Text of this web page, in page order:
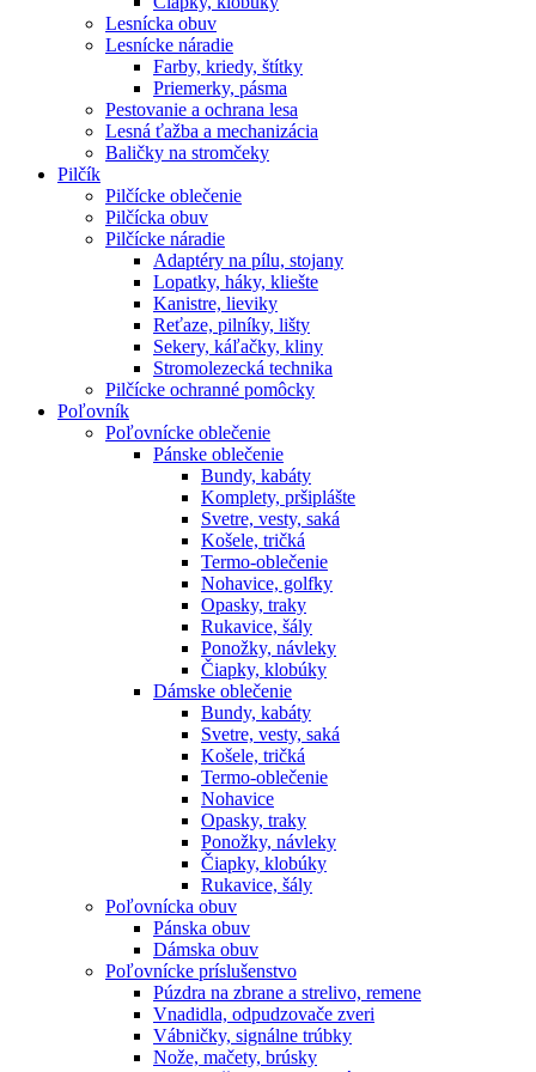
Lesnícka obuv
Lesnícke náradie
Farby, kriedy, štítky
Priemerky, pásma
Pestovanie a ochrana lesa
Lesná ťažba a mechanizácia
Baličky na stromčeky
Pilčík
Pilčícke oblečenie
Pilčícka obuv
Pilčícke náradie
Adaptéry na pílu, stojany
Lopatky, háky, kliešte
Kanistre, lieviky
Reťaze, pilníky, lišty
Sekery, káľačky, kliny
Stromolezecká technika
Pilčícke ochranné pomôcky
Poľovník
Poľovnícke oblečenie
Pánske oblečenie
Bundy, kabáty
Komplety, pršiplášte
Svetre, vesty, saká
Košele, tričká
Termo-oblečenie
Nohavice, golfky
Opasky, traky
Rukavice, šály
Ponožky, návleky
Čiapky, klobúky
Dámske oblečenie
Bundy, kabáty
Svetre, vesty, saká
Košele, tričká
Termo-oblečenie
Nohavice
Opasky, traky
Ponožky, návleky
Čiapky, klobúky
Rukavice, šály
Poľovnícka obuv
Pánska obuv
Dámska obuv
Poľovnícke príslušenstvo
Púzdra na zbrane a strelivo, remene
Vnadidla, odpudzovače zveri
Vábničky, signálne trúbky
Nože, mačety, brúsky